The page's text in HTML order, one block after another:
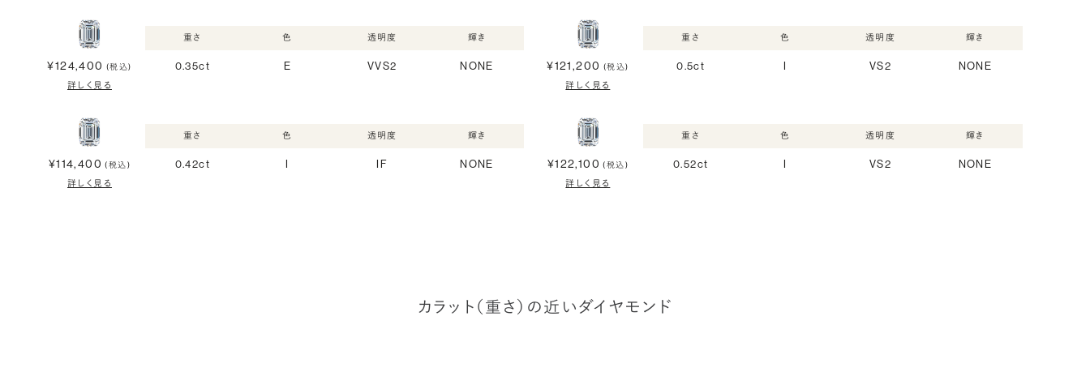
¥124,400 (税込)
詳しく見る
重さ
0.35ct
色
E
透明度
VVS2
輝き
NONE ¥121,200 (税込)
詳しく見る
重さ
0.5ct
色
I
透明度
VS2
輝き
NONE
¥114,400 (税込)
詳しく見る
重さ
0.42ct
色
I
透明度
IF
輝き
NONE ¥122,100 (税込)
詳しく見る
重さ
0.52ct
色
I
透明度
VS2
輝き
NONE
カラット（重さ）の近いダイヤモンド